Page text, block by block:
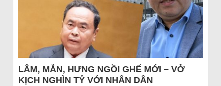
LÂM, MẪN, HƯNG NGỒI GHẾ MỚI – VỞ
KỊCH NGHÌN TỶ VỚI NHÂN DÂN